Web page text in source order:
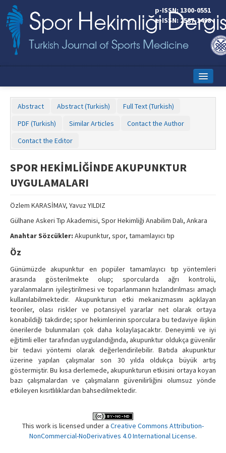
p-ISSN: 1300-0551
e-ISSN: 2587-1498
Editorial Board
Contact Us
Abstract Abstract (Turkish)
Full Text (Turkish)
PDF (Turkish)
Similar Articles
Contact the Author
Contact the Editor
SPOR HEKİMLİĞİNDE AKUPUNKTUR
UYGULAMALARI
Özlem KARASİMAV, Yavuz YILDIZ
Gülhane Askeri Tıp Akademisi, Spor Hekimliği Anabilim Dalı, Ankara
Anahtar Sözcükler: Akupunktur, spor, tamamlayıcı tıp
Öz
Günümüzde akupunktur en popüler tamamlayıcı tıp yöntemleri
arasında gösterilmekte olup; sporcularda ağrı kontrolü,
yaralanmaların iyileştirilmesi ve toparlanmanın hızlandırılması amaçlı
kullanılabilmektedir. Akupunkturun etki mekanizmasını açıklayan
teoriler, olası riskler ve potansiyel yararlar net olarak ortaya
konabildiği takdirde; spor hekimlerinin sporculara bu tedaviye ilişkin
önerilerde bulunmaları çok daha kolaylaşacaktır. Deneyimli ve iyi
eğitimli eller tarafından uygulandığında, akupunktur oldukça güvenilir
bir tedavi yöntemi olarak değerlendirilebilir. Batıda akupunktur
üzerine yapılan çalışmalar son 30 yılda oldukça büyük artış
göstermiştir. Bu kısa derlemede, akupunkturun etkisini ortaya koyan
bazı çalışmalardan ve çalışmaların güvenilirliğini olumsuz yönde
etkileyen kısıtlılıklardan bahsedilmektedir.
This work is licensed under a Creative Commons Attribution-
NonCommercial-NoDerivatives 4.0 International License.